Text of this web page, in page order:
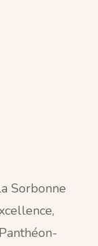
Sorbonne